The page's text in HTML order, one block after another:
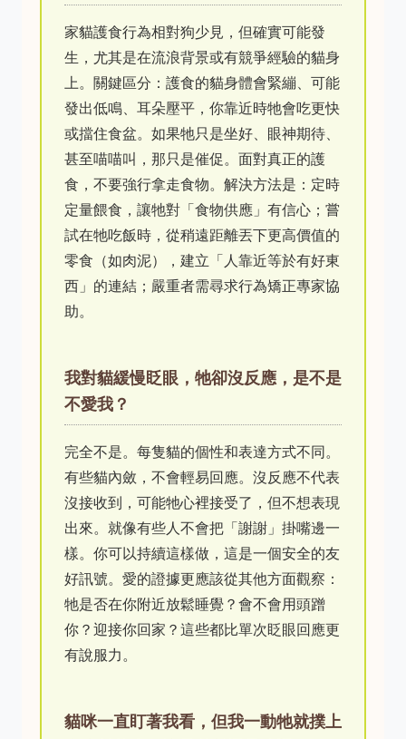
家貓護食行為相對狗少見，但確實可能發
生，尤其是在流浪背景或有競爭經驗的貓身
上。關鍵區分：護食的貓身體會緊繃、可能
發出低鳴、耳朵壓平，你靠近時牠會吃更快
或擋住食盆。如果牠只是坐好、眼神期待、
甚至喵喵叫，那只是催促。面對真正的護
食，不要強行拿走食物。解決方法是：定時
定量餵食，讓牠對「食物供應」有信心；嘗
試在牠吃飯時，從稍遠距離丟下更高價值的
零食（如肉泥），建立「人靠近等於有好東
西」的連結；嚴重者需尋求行為矯正專家協
助。
我對貓緩慢眨眼，牠卻沒反應，是不是
不愛我？
完全不是。每隻貓的個性和表達方式不同。
有些貓內斂，不會輕易回應。沒反應不代表
沒接收到，可能牠心裡接受了，但不想表現
出來。就像有些人不會把「謝謝」掛嘴邊一
樣。你可以持續這樣做，這是一個安全的友
好訊號。愛的證據更應該從其他方面觀察：
牠是否在你附近放鬆睡覺？會不會用頭蹭
你？迎接你回家？這些都比單次眨眼回應更
有說服力。
貓咪一直盯著我看，但我一動牠就撲上